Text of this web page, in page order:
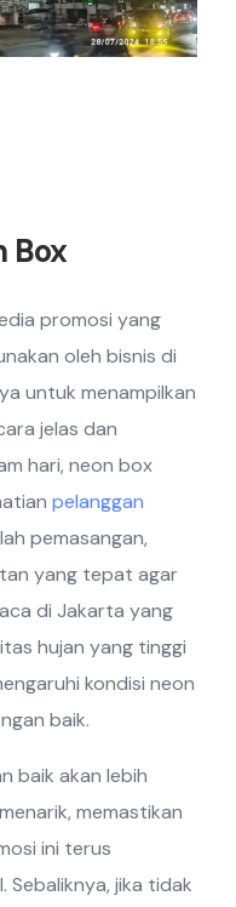
Box
promosi yang
oleh bisnis di
untuk menampilkan
jelas dan
hari, neon box
pelanggan
pemasangan,
yang tepat agar
di Jakarta yang
hujan yang tinggi
kondisi neon
baik.
baik akan lebih
memastikan
ini terus
Sebaliknya, jika tidak